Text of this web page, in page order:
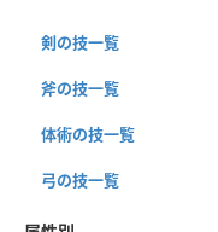
剣の技一覧
斧の技一覧
体術の技一覧
弓の技一覧